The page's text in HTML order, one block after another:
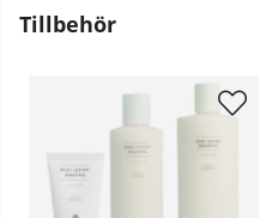
Tillbehör